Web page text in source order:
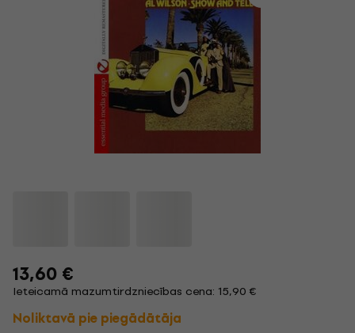
13,60 €
Ieteicamā mazumtirdzniecības cena: 15,90 €
Noliktavā pie piegādātāja